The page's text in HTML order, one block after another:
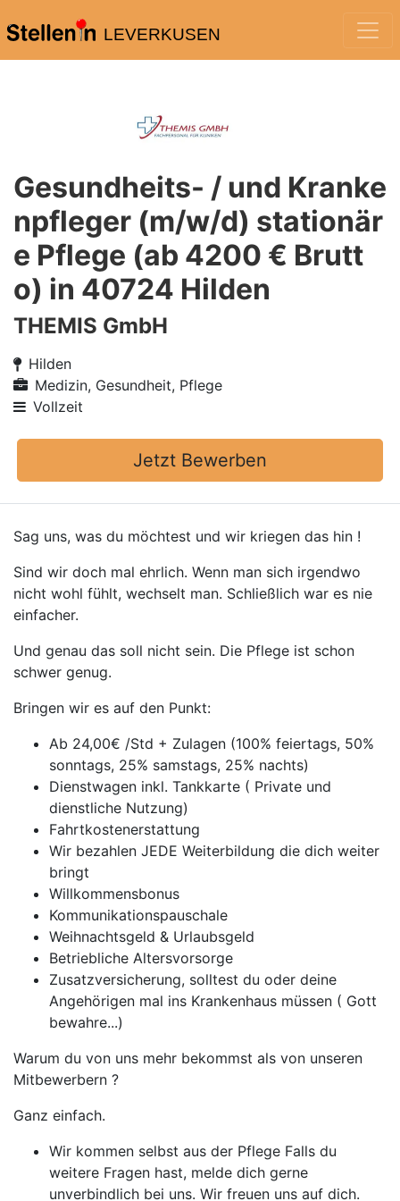
LEVERKUSEN
Gesundheits- / und Kranke
npfleger (m/w/d) stationär
e Pflege (ab 4200 € Brutt
o) in 40724 Hilden
THEMIS GmbH
Hilden
Medizin, Gesundheit, Pflege
Vollzeit
Jetzt Bewerben
Sag uns, was du möchtest und wir kriegen das hin !
Sind wir doch mal ehrlich. Wenn man sich irgendwo
nicht wohl fühlt, wechselt man. Schließlich war es nie
einfacher.
Und genau das soll nicht sein. Die Pflege ist schon
schwer genug.
Bringen wir es auf den Punkt:
Ab 24,00€ /Std + Zulagen (100% feiertags, 50%
sonntags, 25% samstags, 25% nachts)
Dienstwagen inkl. Tankkarte ( Private und
dienstliche Nutzung)
Fahrtkostenerstattung
Wir bezahlen JEDE Weiterbildung die dich weiter
bringt
Willkommensbonus
Kommunikationspauschale
Weihnachtsgeld & Urlaubsgeld
Betriebliche Altersvorsorge
Zusatzversicherung, solltest du oder deine
Angehörigen mal ins Krankenhaus müssen ( Gott
bewahre...)
Warum du von uns mehr bekommst als von unseren
Mitbewerbern ?
Ganz einfach.
Wir kommen selbst aus der Pflege Falls du
weitere Fragen hast, melde dich gerne
unverbindlich bei uns. Wir freuen uns auf dich.